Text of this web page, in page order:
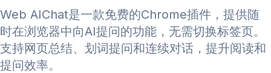
Web AIChat是一款免费的Chrome插件，提供随
时在浏览器中向AI提问的功能，无需切换标签页。
支持网页总结、划词提问和连续对话，提升阅读和
提问效率。